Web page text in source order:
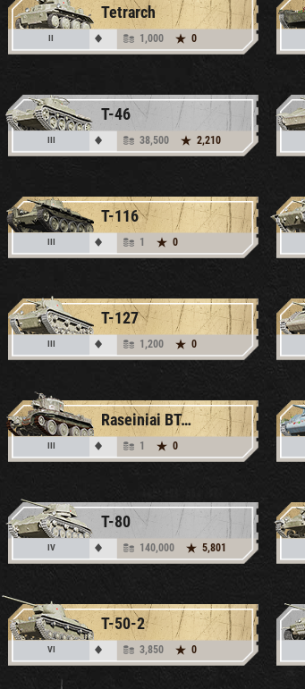
Tetrarch
II 1,000 0
T-46
III 38,500 2,210
T-116
III 1 0
T-127
III 1,200 0
Raseiniai BT-7A
III 1 0
T-80
IV 140,000 5,801
T-50-2
VI 3,850 0